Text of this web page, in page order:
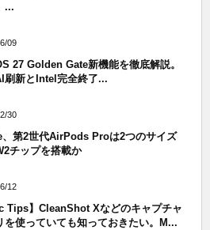
...
09
27 Golden Gate新機能を徹底解説。
刷新とIntel完全終了...
30
第2世代AirPods Proは2つのサイズ
チップを搭載か
12
Tips】CleanShot Xなどのキャプチャ
を使っていても知っておきたい。M...